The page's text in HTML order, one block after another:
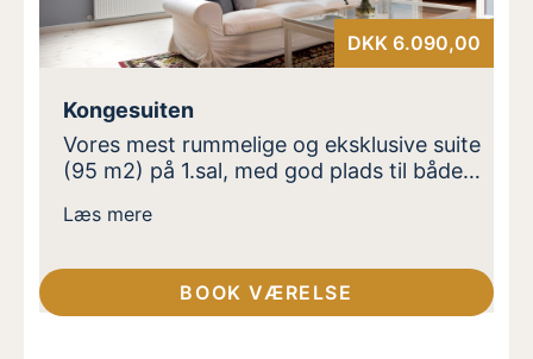
Kongesuiten
Vores mest rummelige og eksklusive suite
(95 m2) på 1.sal, med god plads til både
jer, der rejser som par, med større børn
uden at gå på kompromis med
komforten. Indrettet med to
Læs mere
DKK 6.090,00
BOOK VÆRELSE